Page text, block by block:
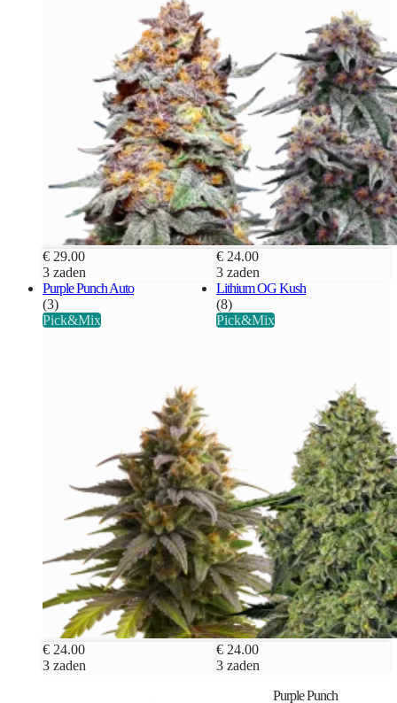
€ 29.00
3 zaden
€ 24.00
3 zaden
Purple Punch Auto
(3)
Pick&Mix
€ 24.00
3 zaden
Lithium OG Kush
(8)
Pick&Mix
€ 24.00
3 zaden
Purple Punch